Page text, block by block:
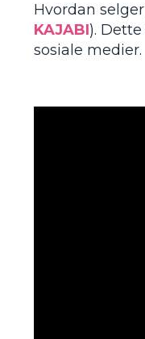
Hvordan
KAJABI).
sosiale medier.